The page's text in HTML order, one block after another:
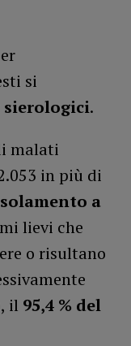
si
sierologici.
malati
in più di
a
lievi che
o risultano
il 95,4 % del